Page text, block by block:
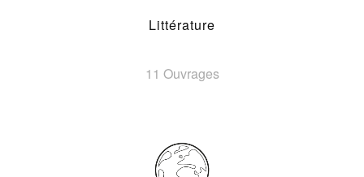
Littérature
11 Ouvrages